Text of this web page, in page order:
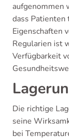
aufgenommen
dass
Eigenschaften
Regularien ist
Verfügbarkeit
Die richtige
seine
bei